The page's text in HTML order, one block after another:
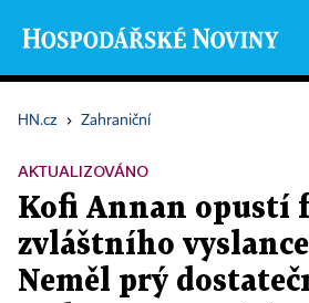
HN.cz › Zahraniční
AKTUALIZOVÁNO
Kofi Annan opustí
zvláštního
Neměl prý